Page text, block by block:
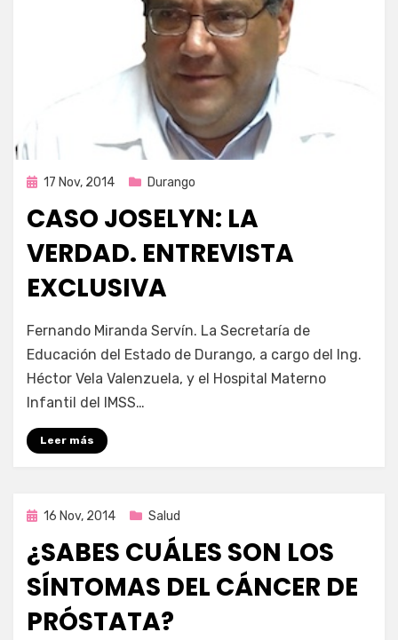
Publicada
17 Nov, 2014 Durango
CASO JOSELYN: LA
VERDAD. ENTREVISTA
EXCLUSIVA
Enrique
Fernando Miranda Servín. La Secretaría de
Educación del Estado de Durango, a cargo del Ing.
Héctor Vela Valenzuela, y el Hospital Materno
Infantil del IMSS…
Leer más
Publicada
16 Nov, 2014 Salud
¿SABES CUÁLES SON LOS
SÍNTOMAS DEL CÁNCER DE
PRÓSTATA?